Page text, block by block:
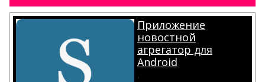
Приложение
новостной
агрегатор для
Android
.